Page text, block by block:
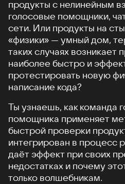
продукты с нелинейным
голосовые помощники,
сети. Или продукты на
«физики» — умный дом,
таких случаях возникает
наиболее быстро и
протестировать новую
написание кода?
Ты узнаешь, как команда
помощника применяет
быстрой проверки
интегрирован в процесс
даёт эффект при своих
недостатках и почему
только волшебникам.